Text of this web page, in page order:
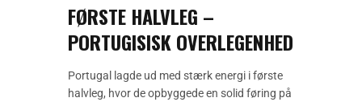
FØRSTE HALVLEG –
PORTUGISISK OVERLEGENHED
Portugal lagde ud med stærk energi i første
halvleg, hvor de opbyggede en solid føring på